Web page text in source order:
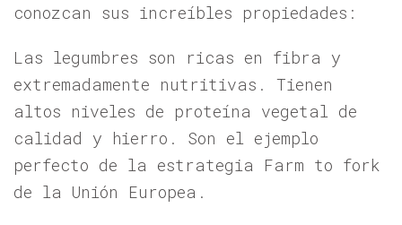
conozcan sus increíbles propiedades:
Las legumbres son ricas en fibra y
extremadamente nutritivas. Tienen
altos niveles de proteína vegetal de
calidad y hierro. Son el ejemplo
perfecto de la estrategia Farm to fork
de la Unión Europea.